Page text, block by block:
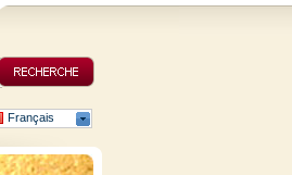
Français